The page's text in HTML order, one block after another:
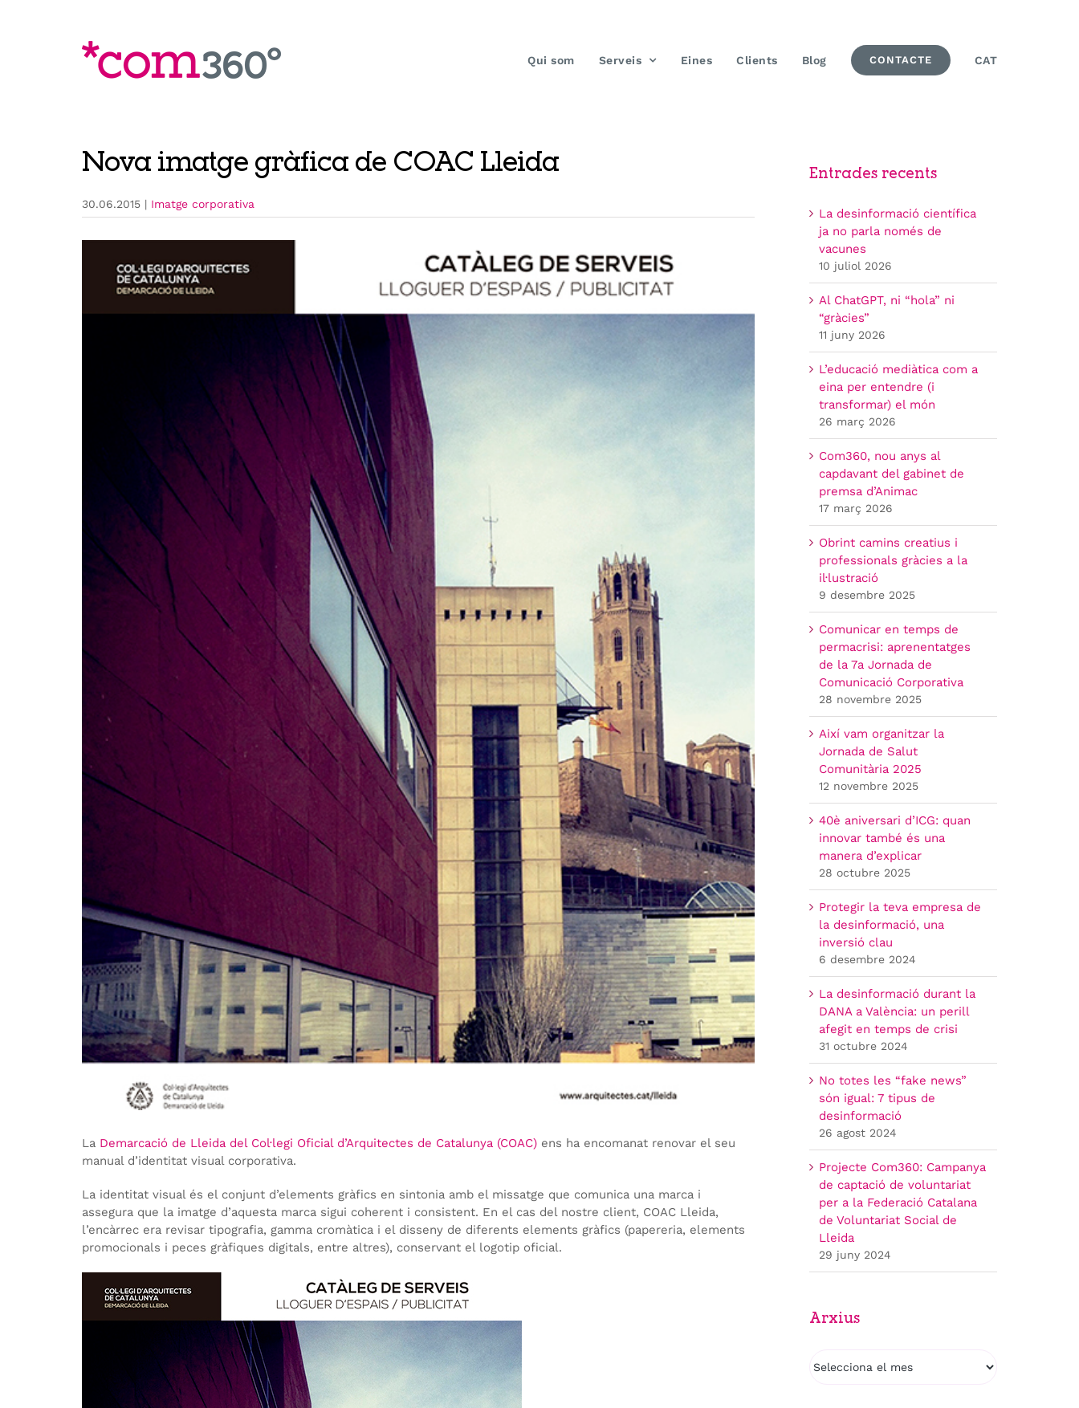
Qui som Serveis Eines Clients Blog CONTACTE CAT
Nova imatge gràfica de COAC Lleida
30.06.2015 | Imatge corporativa
Larger
La Demarcació de Lleida del Col·legi Oficial d’Arquitectes de Catalunya (COAC) ens ha encomanat renovar el seu
manual d’identitat visual corporativa.
La identitat visual és el conjunt d’elements gràfics en sintonia amb el missatge que comunica una marca i
assegura que la imatge d’aquesta marca sigui coherent i consistent. En el cas del nostre client, COAC Lleida,
l’encàrrec era revisar tipografia, gamma cromàtica i el disseny de diferents elements gràfics (papereria, elements
promocionals i peces gràfiques digitals, entre altres), conservant el logotip oficial.
Entrades recents
La desinformació científica
ja no parla només de
vacunes
10 juliol 2026
Al ChatGPT, ni “hola” ni
“gràcies”
11 juny 2026
L’educació mediàtica com a
eina per entendre (i
transformar) el món
26 març 2026
Com360, nou anys al
capdavant del gabinet de
premsa d’Animac
17 març 2026
Obrint camins creatius i
professionals gràcies a la
il·lustració
9 desembre 2025
Comunicar en temps de
permacrisi: aprenentatges
de la 7a Jornada de
Comunicació Corporativa
28 novembre 2025
Així vam organitzar la
Jornada de Salut
Comunitària 2025
12 novembre 2025
40è aniversari d’ICG: quan
innovar també és una
manera d’explicar
28 octubre 2025
Protegir la teva empresa de
la desinformació, una
inversió clau
6 desembre 2024
La desinformació durant la
DANA a València: un perill
afegit en temps de crisi
31 octubre 2024
No totes les “fake news”
són igual: 7 tipus de
desinformació
26 agost 2024
Projecte Com360: Campanya
de captació de voluntariat
per a la Federació Catalana
de Voluntariat Social de
Lleida
29 juny 2024
Arxius